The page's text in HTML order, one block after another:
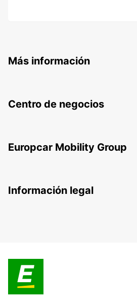
Más información
Centro de negocios
Europcar Mobility Group
Información legal